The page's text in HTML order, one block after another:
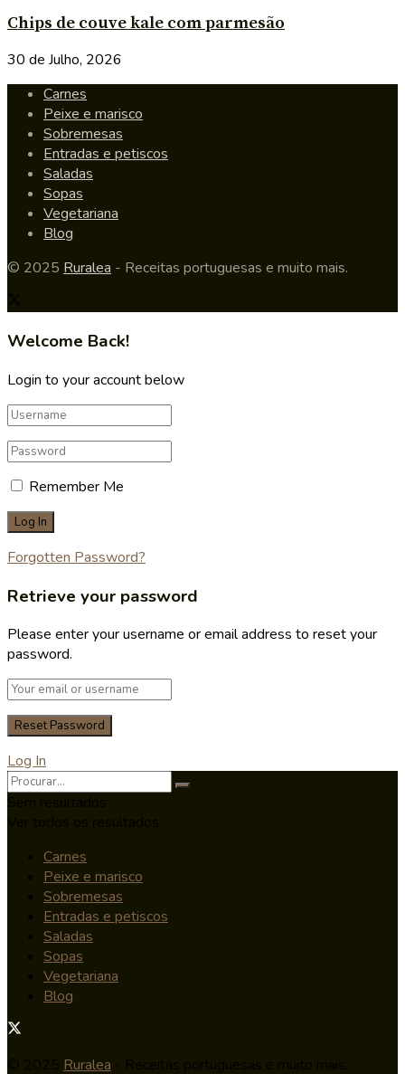
Chips de couve kale com parmesão
30 de Julho, 2026
Carnes
Peixe e marisco
Sobremesas
Entradas e petiscos
Saladas
Sopas
Vegetariana
Blog
© 2025 Ruralea - Receitas portuguesas e muito mais.
Welcome Back!
Login to your account below
Remember Me
Forgotten Password?
Retrieve your password
Please enter your username or email address to reset your
password.
Log In
Carnes
Peixe e marisco
Sobremesas
Entradas e petiscos
Saladas
Sopas
Vegetariana
Blog
Ruralea